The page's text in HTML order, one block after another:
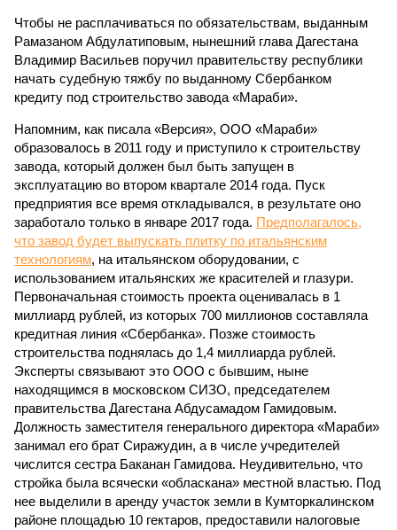
Чтобы не расплачиваться по обязательствам, выданным
Рамазаном Абдулатиповым, нынешний глава Дагестана
Владимир Васильев поручил правительству республики
начать судебную тяжбу по выданному Сбербанком
кредиту под строительство завода «Мараби».
Напомним, как писала «Версия», ООО «Мараби»
образовалось в 2011 году и приступило к строительству
завода, который должен был быть запущен в
эксплуатацию во втором квартале 2014 года. Пуск
предприятия все время откладывался, в результате оно
заработало только в январе 2017 года. Предполагалось,
что завод будет выпускать плитку по итальянским
технологиям, на итальянском оборудовании, с
использованием итальянских же красителей и глазури.
Первоначальная стоимость проекта оценивалась в 1
миллиард рублей, из которых 700 миллионов составляла
кредитная линия «Сбербанка». Позже стоимость
строительства поднялась до 1,4 миллиарда рублей.
Эксперты связывают это ООО с бывшим, ныне
находящимся в московском СИЗО, председателем
правительства Дагестана Абдусамадом Гамидовым.
Должность заместителя генерального директора «Мараби»
занимал его брат Сиражудин, а в числе учредителей
числится сестра Баканан Гамидова. Неудивительно, что
стройка была всячески «обласкана» местной властью. Под
нее выделили в аренду участок земли в Кумторкалинском
районе площадью 10 гектаров, предоставили налоговые